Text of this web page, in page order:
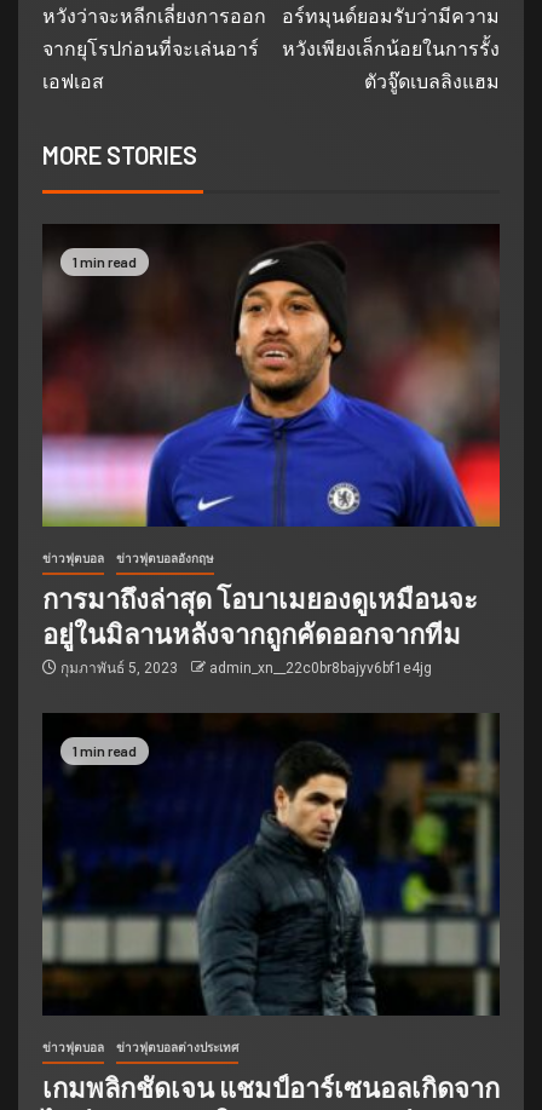
หวังว่าจะหลีกเลี่ยงการออก
จากยุโรปก่อนที่จะเล่นอาร์
เอฟเอส
อร์ทมุนด์ยอมรับว่ามีความ
หวังเพียงเล็กน้อยในการรั้ง
ตัวจู๊ดเบลลิงแฮม
MORE STORIES
1 min read
ข่าวฟุตบอล ข่าวฟุตบอลอังกฤษ
การมาถึงล่าสุด โอบาเมยองดูเหมือนจะ
อยู่ในมิลานหลังจากถูกคัดออกจากทีม
กุมภาพันธ์ 5, 2023 admin_xn__22c0br8bajyv6bf1e4jg
1 min read
ข่าวฟุตบอล ข่าวฟุตบอลต่างประเทศ
เกมพลิกชัดเจน แชมป์อาร์เซนอลเกิดจาก